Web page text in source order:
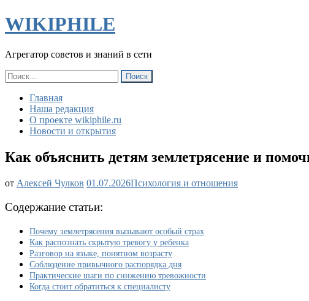
WIKIPHILE
Агрегатор советов и знаний в сети
Найти:
Главная
Наша редакция
О проекте wikiphile.ru
Новости и открытия
Как объяснить детям землетрясение и
от Алексей Чулков 01.07.2026Как
помочь
справиться
с
эмоциями
Психология и отношения
Содержание статьи:
Почему землетрясения вызывают особый страх
Как распознать скрытую тревогу у ребенка
Разговор на языке, понятном возрасту
Соблюдение привычного распорядка дня
Практические шаги по снижению тревожности
Когда стоит обратиться к специалисту